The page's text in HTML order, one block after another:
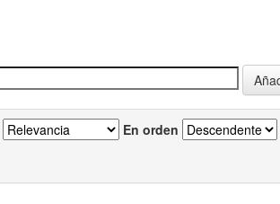
En orden